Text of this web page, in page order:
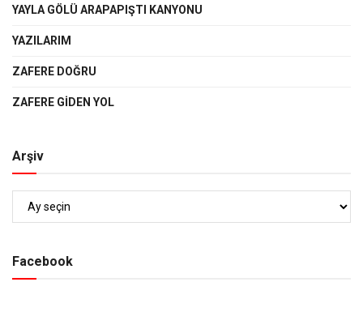
YAYLA GÖLÜ ARAPAPIŞTI KANYONU
YAZILARIM
ZAFERE DOĞRU
ZAFERE GIDEN YOL
Arşiv
Facebook